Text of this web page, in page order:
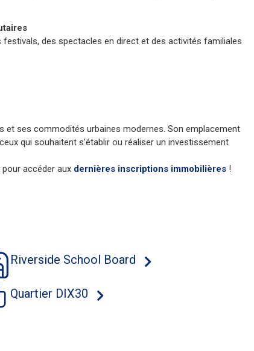
festivals, des spectacles en direct et des activités familiales
et ses commodités urbaines modernes. Son emplacement
qui souhaitent s’établir ou réaliser un investissement
pour accéder aux dernières inscriptions immobilières !
Riverside School Board
Quartier DIX30